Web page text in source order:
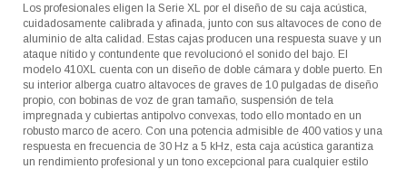
Los profesionales eligen la Serie XL por el diseño de su caja acústica,
cuidadosamente calibrada y afinada, junto con sus altavoces de cono de
aluminio de alta calidad. Estas cajas producen una respuesta suave y un
ataque nítido y contundente que revolucionó el sonido del bajo. El
modelo 410XL cuenta con un diseño de doble cámara y doble puerto. En
su interior alberga cuatro altavoces de graves de 10 pulgadas de diseño
propio, con bobinas de voz de gran tamaño, suspensión de tela
impregnada y cubiertas antipolvo convexas, todo ello montado en un
robusto marco de acero. Con una potencia admisible de 400 vatios y una
respuesta en frecuencia de 30 Hz a 5 kHz, esta caja acústica garantiza
un rendimiento profesional y un tono excepcional para cualquier estilo